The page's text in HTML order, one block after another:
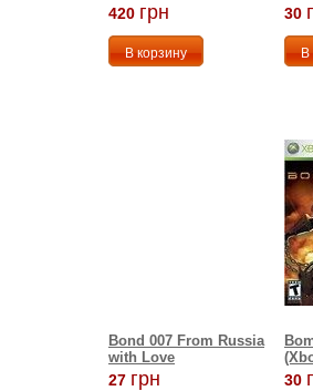
420 грн 30
Bond 007 From Russia
with Love
27 грн 30